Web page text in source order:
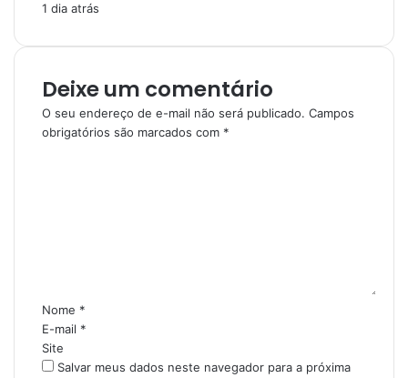
1 dia atrás
Deixe um comentário
O seu endereço de e-mail não será publicado. Campos
obrigatórios são marcados com *
i
o
*
Nome *
E-mail *
Site
Salvar meus dados neste navegador para a próxima